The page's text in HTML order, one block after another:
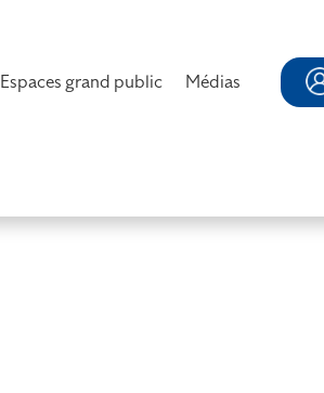
Espaces grand public Médias